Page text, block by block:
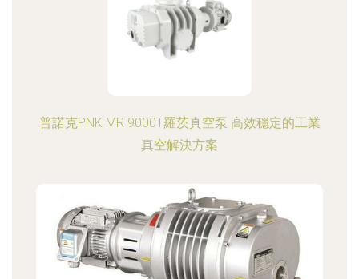
普諾克PNK MR 9000T羅茨真空泵 高效穩定的工業
真空解決方案